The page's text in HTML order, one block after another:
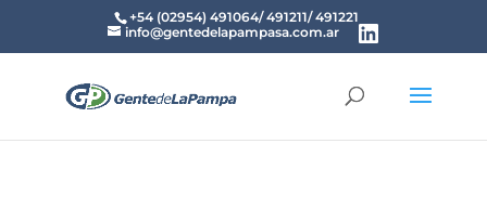
+54 (02954) 491064/ 491211/ 491221
info@gentedelapampasa.com.ar